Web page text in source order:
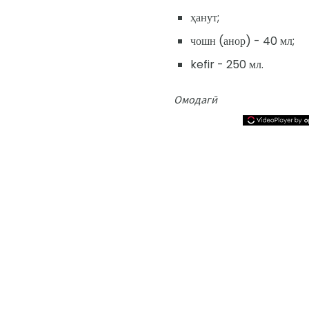
ҳанут;
чошн (анор) - 40 мл;
kefir - 250 мл.
Омодагӣ